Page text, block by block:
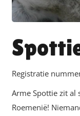
Registratie
Arme Spottie zit al
Roemenië!